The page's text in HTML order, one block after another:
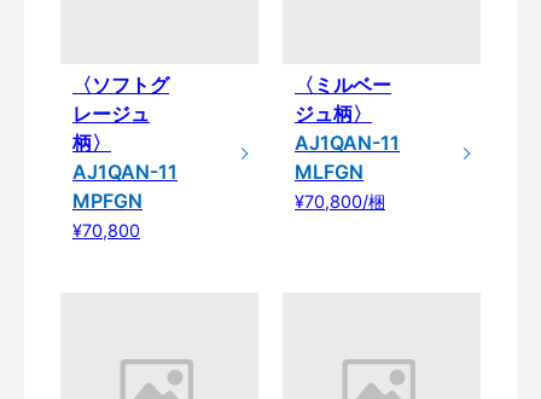
〈ソフトグ
レージュ
柄〉
AJ1QAN-11
MPFGN
¥70,800
〈ミルベー
ジュ柄〉
AJ1QAN-11
MLFGN
¥70,800/梱